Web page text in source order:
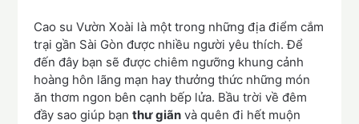
Cao su Vườn Xoài là một trong những địa điểm cắm
trại gần Sài Gòn được nhiều người yêu thích. Để
đến đây bạn sẽ được chiêm ngưỡng khung cảnh
hoàng hôn lãng mạn hay thưởng thức những món
ăn thơm ngon bên cạnh bếp lửa. Bầu trời về đêm
đầy sao giúp bạnthư giãn và quên đi hết muộn